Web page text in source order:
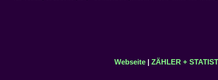
Webseite | ZÄHLER +